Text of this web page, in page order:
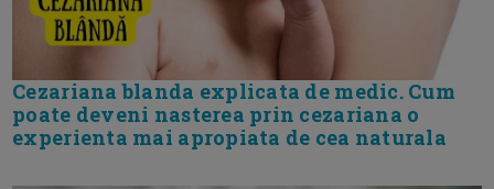
Cezariana blanda explicata de medic. Cum
poate deveni nasterea prin cezariana o
experienta mai apropiata de cea naturala